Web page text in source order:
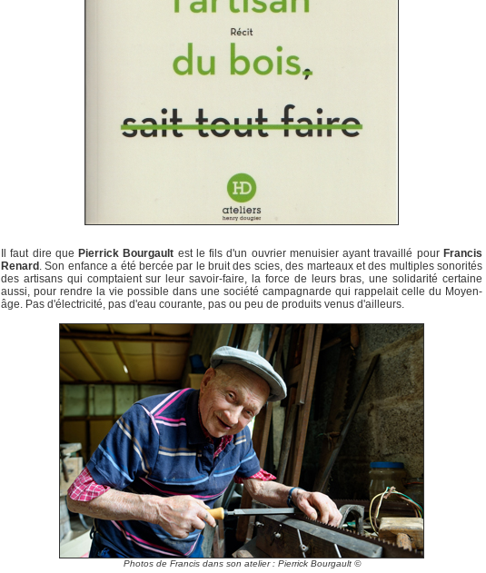
Il faut dire que Pierrick Bourgault est le fils d'un ouvrier menuisier ayant travaillé pour Francis
Renard . Son enfance a été bercée par le bruit des scies, des marteaux et des multiples sonorités
des artisans qui comptaient sur leur savoir-faire, la force de leurs bras, une solidarité certaine
aussi, pour rendre la vie possible dans une société campagnarde qui rappelait celle du Moyen-
âge. Pas d'électricité, pas d'eau courante, pas ou peu de produits venus d'ailleurs.
Photos de Francis dans son atelier : Pierrick Bourgault ©